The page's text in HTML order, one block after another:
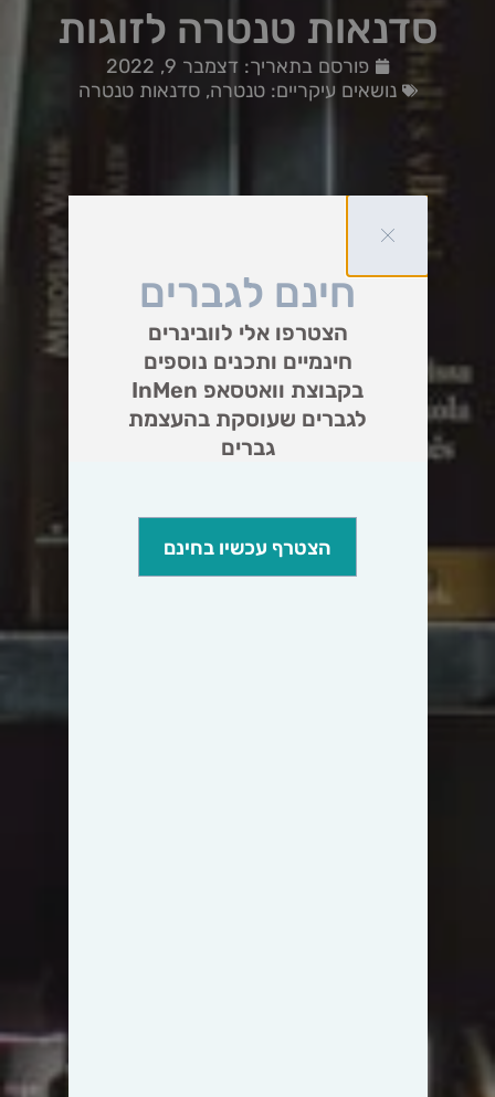
סדנאות טנטרה לזוגות
פורסם בתאריך: דצמבר 9, 2022
נושאים עיקריים:טנטרה,סדנאות טנטרה
חינם לגברים
הצטרפו אלי לוובינרים
חינמיים ותכנים נוספים
בקבוצת וואטסאפ InMen
לגברים שעוסקת בהעצמת
גברים
הצטרף עכשיו בחינם